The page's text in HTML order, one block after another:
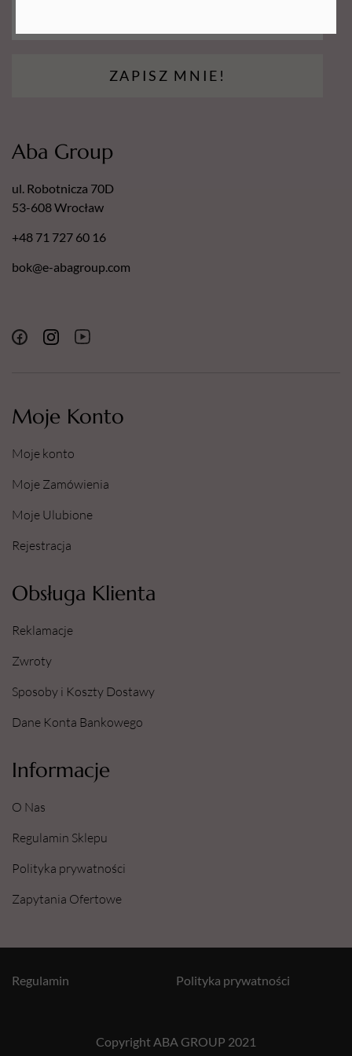
ZAPISZ MNIE!
Moje Konto
Moje konto
Moje Zamówienia
Moje Ulubione
Rejestracja
Obsługa Klienta
Reklamacje
Zwroty
Sposoby i Koszty Dostawy
Dane Konta Bankowego
Informacje
O Nas
Regulamin Sklepu
Polityka prywatności
Zapytania Ofertowe
Aba Group
ul. Robotnicza 70D
53-608 Wrocław
+48 71 727 60 16
bok@e-abagroup.com
Copyright ABA GROUP 2021
Polityka prywatności
Regulamin